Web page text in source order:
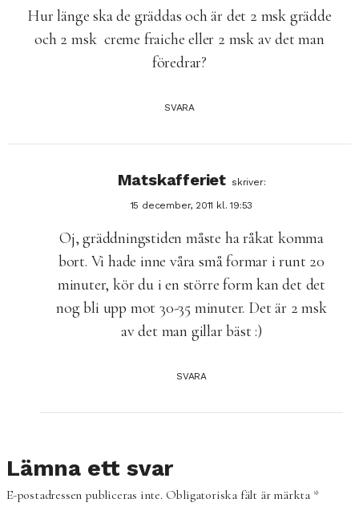
Hur länge ska de gräddas och är det 2 msk grädde
och 2 msk creme fraiche eller 2 msk av det man
föredrar?
SVARA
Matskafferiet skriver:
15 december, 2011 kl. 19:53
Oj, gräddningstiden måste ha råkat komma
bort. Vi hade inne våra små formar i runt 20
minuter, kör du i en större form kan det det
nog bli upp mot 30-35 minuter. Det är 2 msk
av det man gillar bäst :)
SVARA
Lämna ett svar
E-postadressen publiceras inte.Obligatoriska fält är märkta *